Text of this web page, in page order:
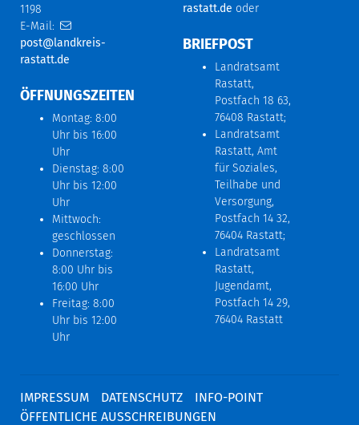
1198
E-Mail:
post@landkreis-
rastatt.de
ÖFFNUNGSZEITEN
Montag: 8:00
Uhr bis 16:00
Uhr
Dienstag: 8:00
Uhr bis 12:00
Uhr
Mittwoch:
geschlossen
Donnerstag:
8:00 Uhr bis
16:00 Uhr
Freitag: 8:00
Uhr bis 12:00
Uhr
rastatt.de oder
BRIEFPOST
Landratsamt
Rastatt,
Postfach 18 63,
76408 Rastatt;
Landratsamt
Rastatt, Amt
für Soziales,
Teilhabe und
Versorgung,
Postfach 14 32,
76404 Rastatt;
Landratsamt
Rastatt,
Jugendamt,
Postfach 14 29,
76404 Rastatt
IMPRESSUM DATENSCHUTZ
INFO-POINT
ÖFFENTLICHE AUSSCHREIBUNGEN